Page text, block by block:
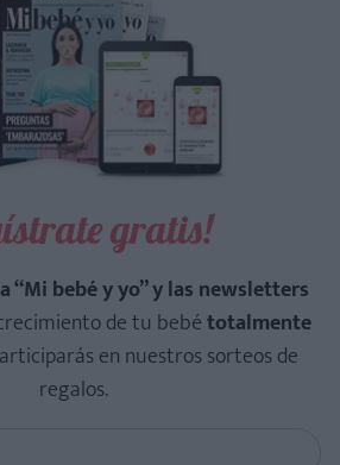
gratis!
“Mi bebé y yo” y las newsletters
de tu bebétotalmente
en nuestros sorteos de
regalos.